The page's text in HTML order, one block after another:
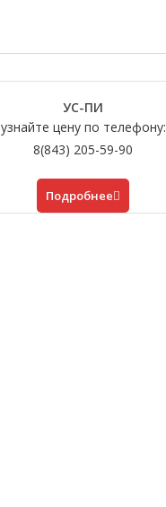
УС-ПИ
узнайте цену по телефону:
8(843) 205-59-90
Подробнее